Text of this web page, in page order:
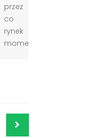
przez
co
rynek
momentam...